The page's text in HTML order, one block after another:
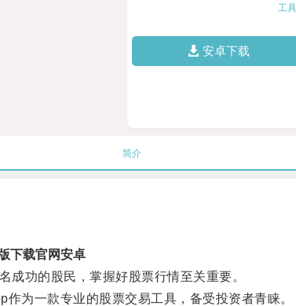
工具
安卓下载
简介
下载官网安卓
功的股民，掌握好股票行情至关重要。
为一款专业的股票交易工具，备受投资者青睐。